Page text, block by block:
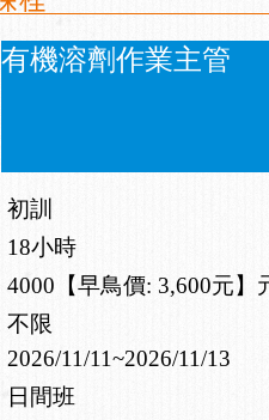
有機溶劑作業主管
初訓
18小時
4000【早鳥價: 3,600元】
不限
2026/11/11~2026/11/13
日間班